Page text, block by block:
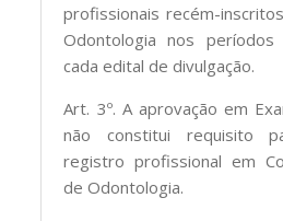
profissionais recém-
Odontologia nos
cada edital de divulgação.
Art. 3º. A aprovação em
não constitui requisito
registro profissional em
de Odontologia.